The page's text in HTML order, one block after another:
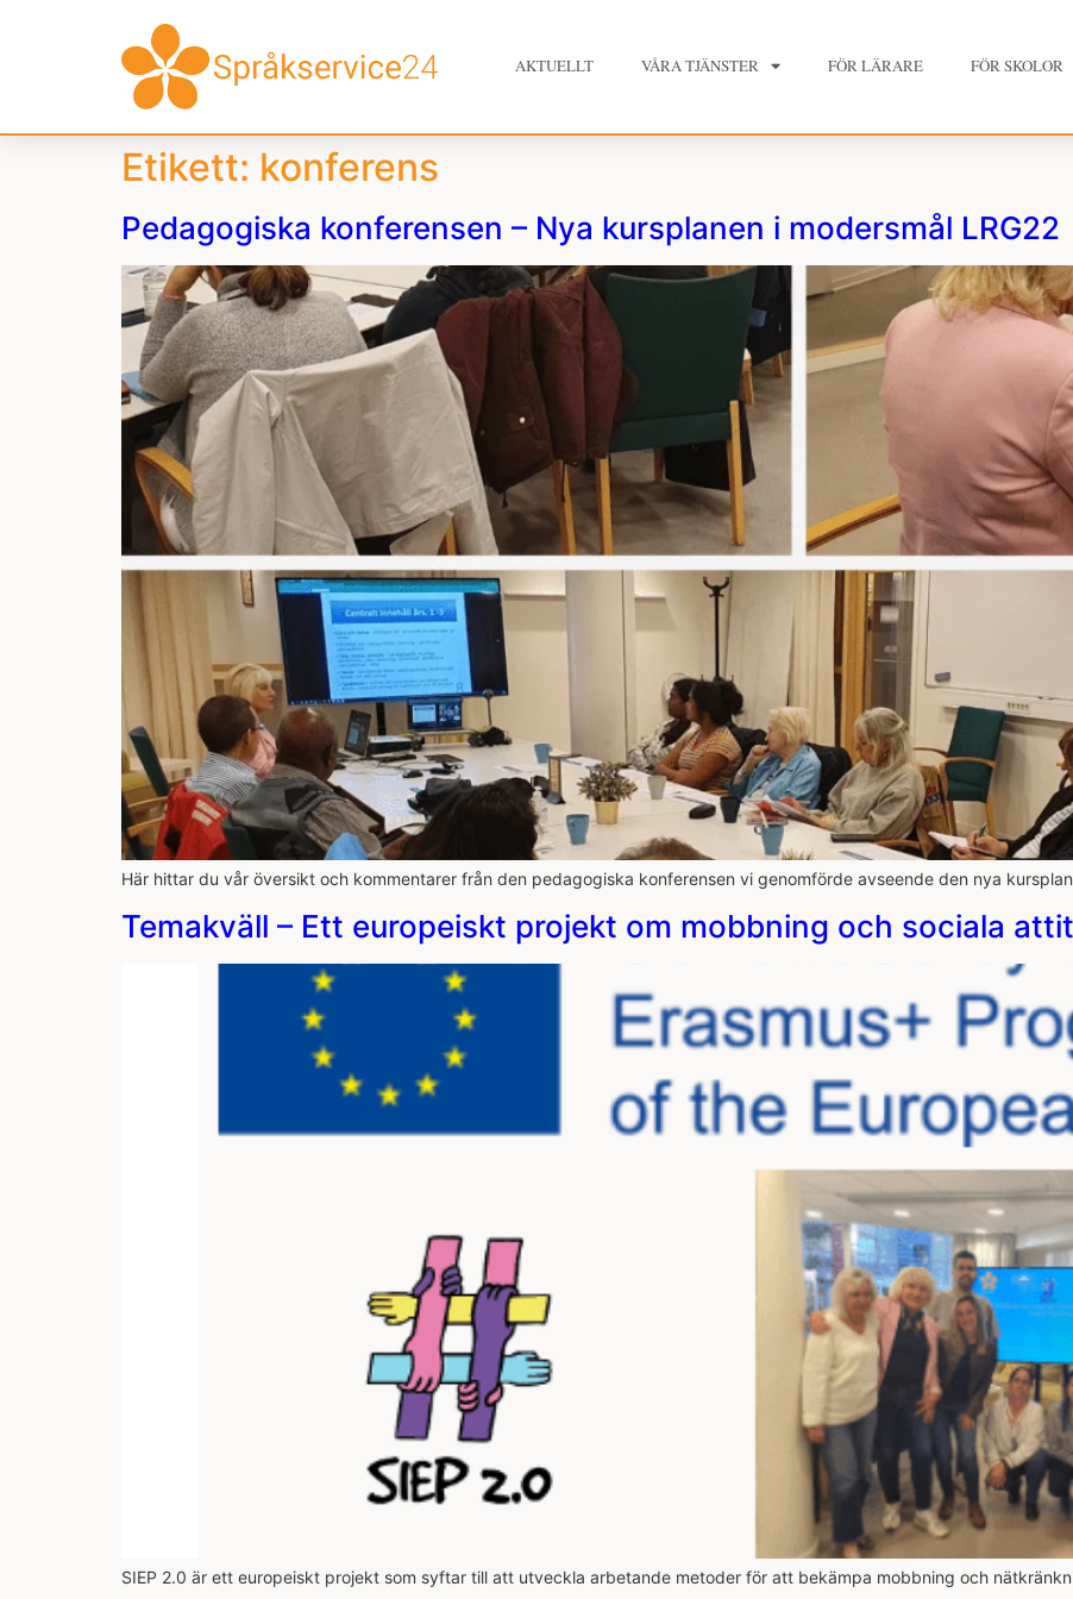
AKTUELLT VÅRA TJÄNSTER FÖR LÄRARE FÖR SKOLOR
Etikett: konferens
Pedagogiska konferensen – Nya kursplanen i modersmål LRG22
Här hittar du vår översikt och kommentarer från den pedagogiska konferensen vi genomförde avseende den nya
Temakväll – Ett europeiskt projekt om mobbning och sociala
SIEP 2.0 är ett europeiskt projekt som syftar till att utveckla arbetande metoder för att bekämpa mobbning och